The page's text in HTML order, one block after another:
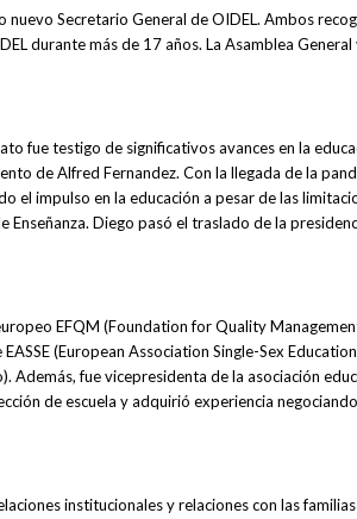
Secretario General de OIDEL. Ambos
durante más de 17 años. La Asamblea
fue testigo de significativos avances en la
de Alfred Fernandez. Con la llegada de la
el impulso en la educación a pesar de las
Diego pasó el traslado de la
EFQM (Foundation for Quality
(European Association Single-Sex
Además, fue vicepresidenta de la asociación
de escuela y adquirió experiencia
institucionales y relaciones con las